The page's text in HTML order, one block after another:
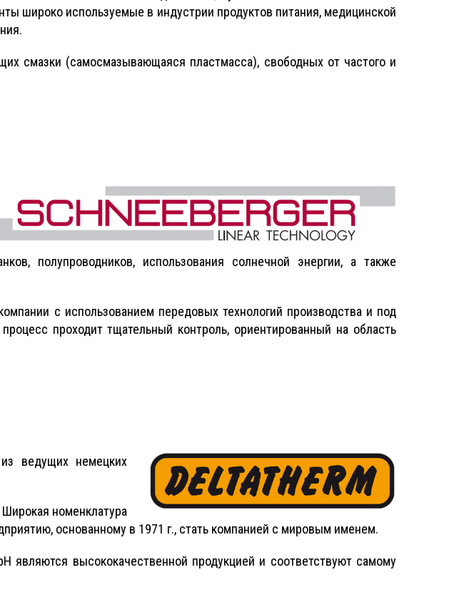
широко используемые в индустрии продуктов питания, медицинской
смазки (самосмазывающаяся пластмасса), свободных от частого и
полупроводников, использования солнечной энергии, а также
с использованием передовых технологий производства и под
проходит тщательный контроль, ориентированный на область
ведущих немецких
номенклатура
основанному в 1971 г., стать компанией с мировым именем.
являются высококачественной продукцией и соответствуют самому